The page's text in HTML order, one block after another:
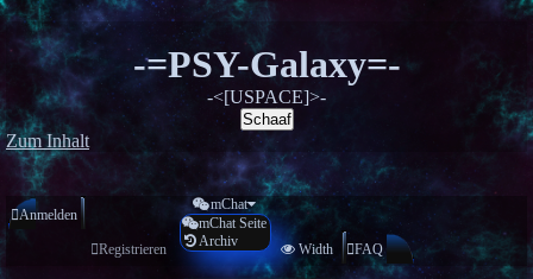
-=PSY-Galaxy=-
-<[USPACE]>-
Schaaf
Zum Inhalt
Anmelden
Registrieren
mChat
mChat Seite
Archiv
Width FAQ